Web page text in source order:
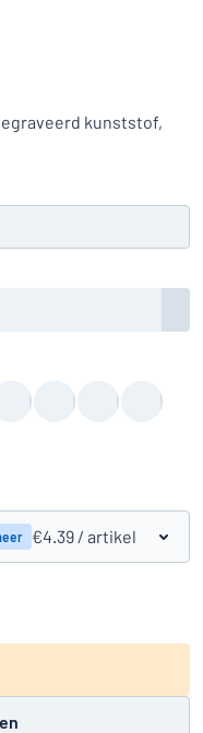
uw bord hier
kunststof,
€4.39 / artikel